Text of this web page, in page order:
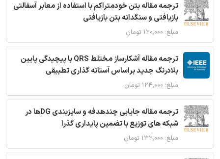
ترجمه مقاله بتن خودمتراکم با استفاده از معابر آسفالتی
بازیافتی و سنگدانه بتن بازیافتی
مبلغ: ۱۲۰,۰۰۰ تومان
ترجمه مقاله آشکارساز مختلط QRS با پیچیدگی پایین
بلادرنگ جدید براساس آستانه گذاری تطبیقی
مبلغ: ۱۲۴,۰۰۰ تومان
ترجمه مقاله جایابی چندهدفه و سایزبندی DGها در
شبکه های توزیع با تضمین پایداری گذرا
مبلغ: ۱۳۲,۰۰۰ تومان